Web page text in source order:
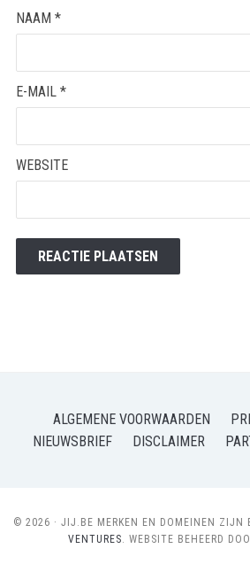
NAAM *
E-MAIL *
WEBSITE
ALGEMENE VOORWAARDEN
NIEUWSBRIEF
DISCLAIMER
© 2026 · JIJ.BE MERKEN EN DOMEINEN ZIJN
VENTURES . WEBSITE BEHEERD